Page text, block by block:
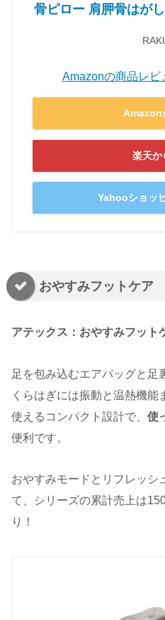
骨ピロー 肩胛骨はが
Amazonの商品レビ
Amazon
楽天か
Yahooショッ
おやすみフットケア
アテックス：おやすみフット
足を包み込むエアバッグと足
くらはぎには振動と温熱機
使えるコンパクト設計で、 使
便利です。
おやすみモードとリフレッシ
て、シリーズの累計売上は
り！